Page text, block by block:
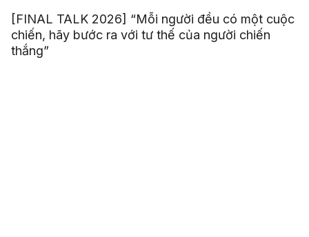
[FINAL TALK 2026] “Mỗi người đều có một cuộc
chiến, hãy bước ra với tư thế của người chiến
thắng”